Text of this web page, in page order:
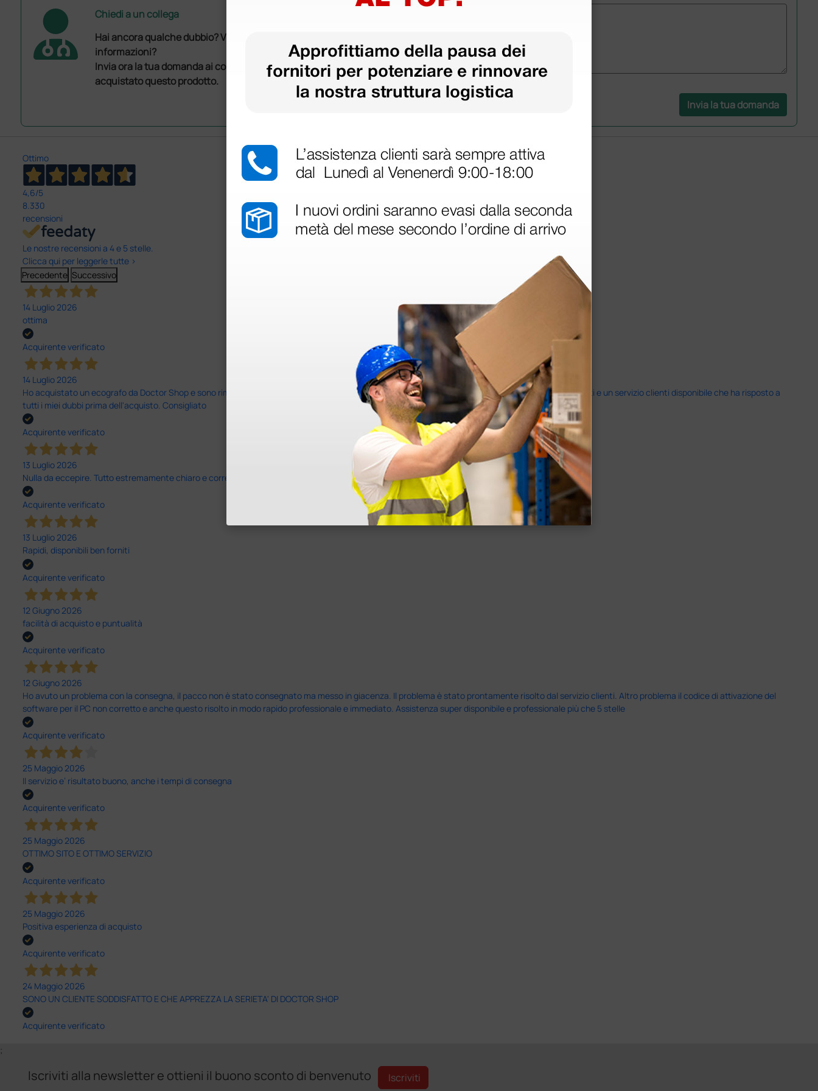
Chiedi a un collega
Hai ancora qualche dubbio? Vuoi ulteriori
informazioni?
Invia ora la tua domanda ai colleghi che hanno già
acquistato questo prodotto.
Invia la tua domanda
Ottimo
4,6/5
8.330
recensioni
Le nostre recensioni a 4 e 5 stelle.
Clicca qui per leggerle tutte >
Precedente Successivo
14 Luglio 2026
ottima
Acquirente verificato
14 Luglio 2026
Ho acquistato un ecografo da Doctor Shop e sono rimasto molto soddisfatto dell'esperienza. Apparecchiatura di qualità, consegna nei tempi previsti e un servizio clienti disponibile che ha risposto a
tutti i miei dubbi prima dell'acquisto. Consigliato
Acquirente verificato
13 Luglio 2026
Nulla da eccepire. Tutto estremamente chiaro e corretto, dall’ordine alla consegna.
Acquirente verificato
13 Luglio 2026
Rapidi, disponibili ben forniti
Acquirente verificato
12 Giugno 2026
facilità di acquisto e puntualità
Acquirente verificato
12 Giugno 2026
Ho avuto un problema con la consegna, il pacco non è stato consegnato ma messo in giacenza. Il problema è stato prontamente risolto dal servizio clienti. Altro problema il codice di attivazione del
software per il PC non corretto e anche questo risolto in modo rapido professionale e immediato. Assistenza super disponibile e professionale più che 5 stelle
Acquirente verificato
25 Maggio 2026
Il servizio e’ risultato buono, anche i tempi di consegna
Acquirente verificato
25 Maggio 2026
OTTIMO SITO E OTTIMO SERVIZIO
Acquirente verificato
25 Maggio 2026
Positiva esperienza di acquisto
Acquirente verificato
24 Maggio 2026
SONO UN CLIENTE SODDISFATTO E CHE APPREZZA LA SERIETA' DI DOCTOR SHOP
Acquirente verificato
;
Iscriviti alla newsletter e ottieni il buono sconto di benvenuto Iscriviti